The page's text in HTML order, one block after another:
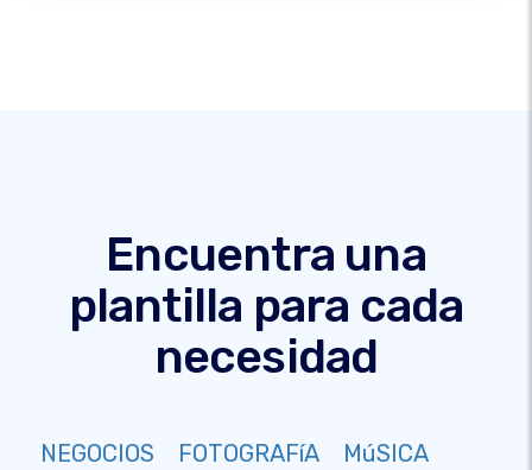
Encuentra una
plantilla para cada
necesidad
NEGOCIOS FOTOGRAFíA
MúSICA